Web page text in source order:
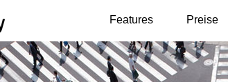
Features Preise